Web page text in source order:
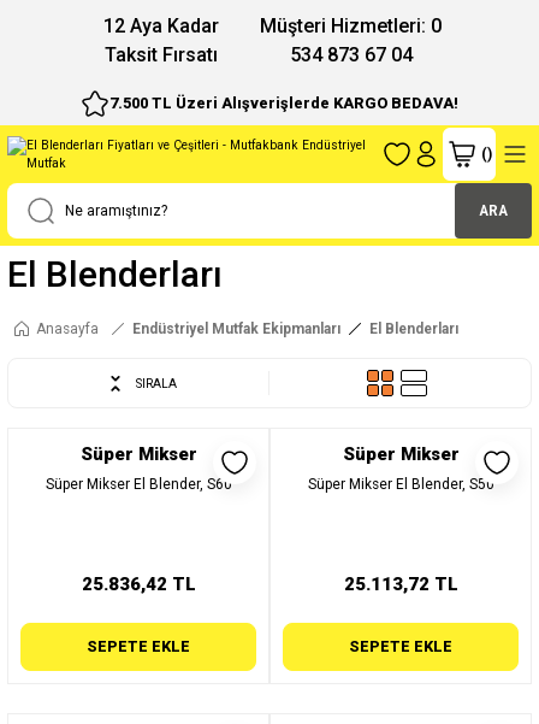
12 Aya Kadar
Taksit Fırsatı
Müşteri Hizmetleri: 0
534 873 67 04
7.500 TL Üzeri Alışverişlerde KARGO BEDAVA!
ARA
()
El Blenderları
Anasayfa Endüstriyel Mutfak Ekipmanları El Blenderları
SIRALA
Süper Mikser
Süper Mikser El Blender, S60
25.836,42 TL
SEPETE EKLE
Süper Mikser
Süper Mikser El Blender, S50
25.113,72 TL
SEPETE EKLE